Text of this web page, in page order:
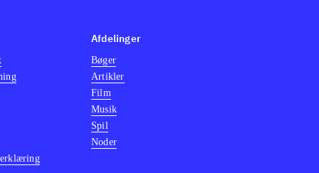
Afdelinger
Bøger
Artikler
Film
Musik
Spil
Noder